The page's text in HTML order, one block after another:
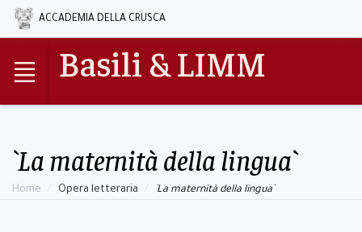
ACCADEMIA DELLA CRUSCA
Basili & LIMM
`La maternità della lingua`
Home Opera letteraria `La maternità della lingua`